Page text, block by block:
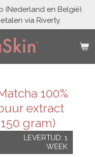
(Nederland en België).
via Riverty.
100%
extract
gram)
LEVERTIJD: 1
WEEK